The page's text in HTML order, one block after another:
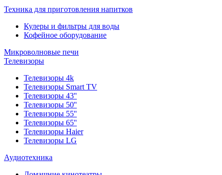
Техника для приготовления напитков
Кулеры и фильтры для воды
Кофейное оборудование
Микроволновые печи
Телевизоры
Телевизоры 4k
Телевизоры Smart TV
Телевизоры 43''
Телевизоры 50''
Телевизоры 55''
Телевизоры 65''
Телевизоры Haier
Телевизоры LG
Аудиотехника